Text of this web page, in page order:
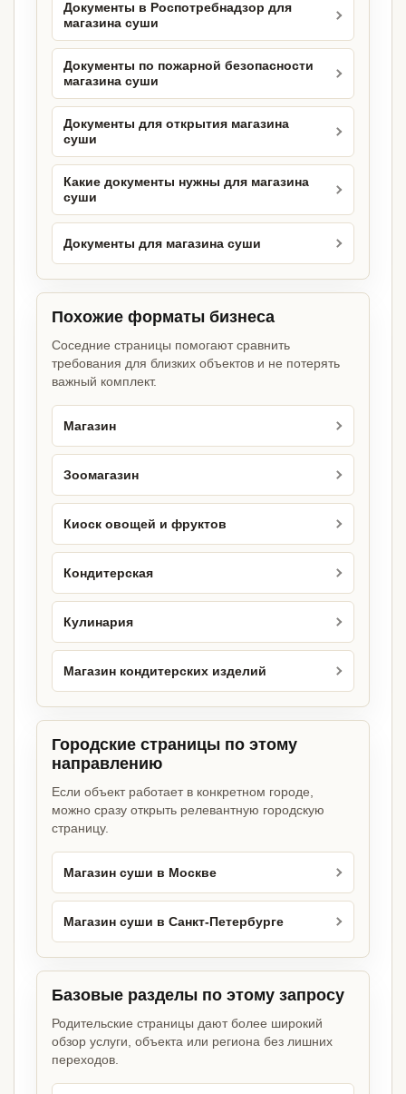
Документы в Роспотребнадзор для
магазина суши
Документы по пожарной безопасности
магазина суши
Документы для открытия магазина
суши
Какие документы нужны для магазина
суши
Документы для магазина суши
Похожие форматы бизнеса
Соседние страницы помогают сравнить
требования для близких объектов и не потерять
важный комплект.
Магазин
Зоомагазин
Киоск овощей и фруктов
Кондитерская
Кулинария
Магазин кондитерских изделий
Городские страницы по этому
направлению
Если объект работает в конкретном городе,
можно сразу открыть релевантную городскую
страницу.
Магазин суши в Москве
Магазин суши в Санкт-Петербурге
Базовые разделы по этому запросу
Родительские страницы дают более широкий
обзор услуги, объекта или региона без лишних
переходов.